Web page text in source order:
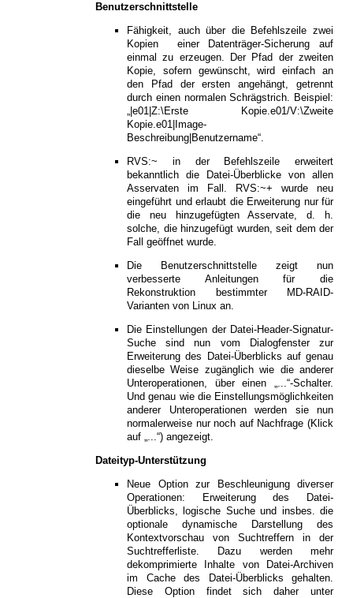
Benutzerschnittstelle
Fähigkeit, auch über die Befehlszeile zwei
Kopien einer Datenträger-Sicherung auf
einmal zu erzeugen. Der Pfad der zweiten
Kopie, sofern gewünscht, wird einfach an
den Pfad der ersten angehängt, getrennt
durch einen normalen Schrägstrich. Beispiel:
„|e01|Z:\Erste Kopie.e01/V:\Zweite
Kopie.e01|Image-
Beschreibung|Benutzername“.
RVS:~ in der Befehlszeile erweitert
bekanntlich die Datei-Überblicke von allen
Asservaten im Fall. RVS:~+ wurde neu
eingeführt und erlaubt die Erweiterung nur für
die neu hinzugefügten Asservate, d. h.
solche, die hinzugefügt wurden, seit dem der
Fall geöffnet wurde.
Die Benutzerschnittstelle zeigt nun
verbesserte Anleitungen für die
Rekonstruktion bestimmter MD-RAID-
Varianten von Linux an.
Die Einstellungen der Datei-Header-Signatur-
Suche sind nun vom Dialogfenster zur
Erweiterung des Datei-Überblicks auf genau
dieselbe Weise zugänglich wie die anderer
Unteroperationen, über einen „...“-Schalter.
Und genau wie die Einstellungsmöglichkeiten
anderer Unteroperationen werden sie nun
normalerweise nur noch auf Nachfrage (Klick
auf „...“) angezeigt.
Dateityp-Unterstützung
Neue Option zur Beschleunigung diverser
Operationen: Erweiterung des Datei-
Überblicks, logische Suche und insbes. die
optionale dynamische Darstellung des
Kontextvorschau von Suchtreffern in der
Suchtrefferliste. Dazu werden mehr
dekomprimierte Inhalte von Datei-Archiven
im Cache des Datei-Überblicks gehalten.
Diese Option findet sich daher unter